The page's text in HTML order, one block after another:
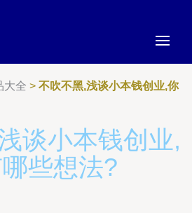
大全 > 不吹不黑,浅谈小本钱创业,你
谈小本钱创业,
些想法?